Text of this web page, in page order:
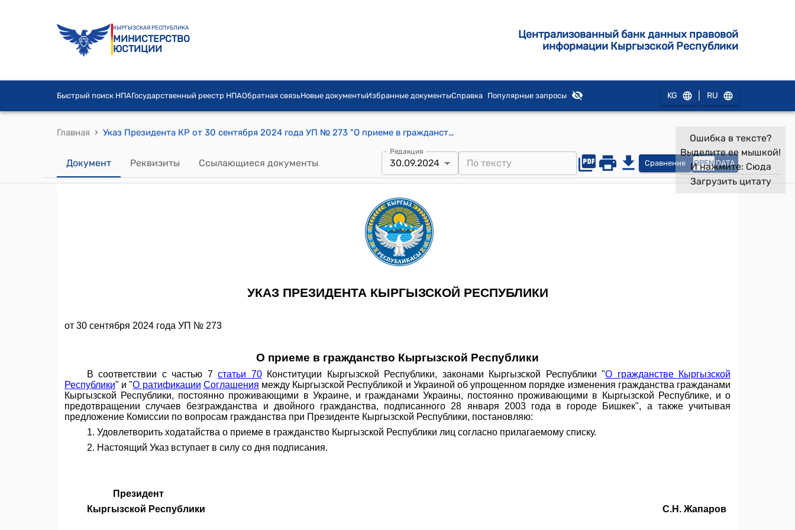
КЫРГЫЗСКАЯ РЕСПУБЛИКА
МИНИСТЕРСТВО
ЮСТИЦИИ
Централизованный банк данных правовой
информации Кыргызской Республики
Быстрый поиск НПАГосударственный реестр НПАОбратная связьНовые документыИзбранные документыСправка Популярные запросы KG RU
Главная › Указ Президента КР от 30 сентября 2024 года УП № 273 "О приеме в гражданство Кыргызской Республики"
Документ Реквизиты Ссылающиеся документы
Редакция
30.09.2024 Сравнение OPEN DATA
Ошибка в тексте?
Выделите ее мышкой!
И нажмите: Сюда
Загрузить цитату